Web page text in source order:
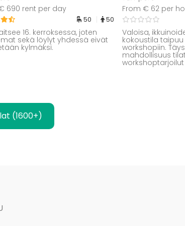
690 rent per day
50 50
16. kerroksessa, joten
sekä löylyt yhdessä eivät
kylmäksi.
From € 62 per
Valoisa,
kokoustila
workshopiin.
mahdollisuus
(1600+)